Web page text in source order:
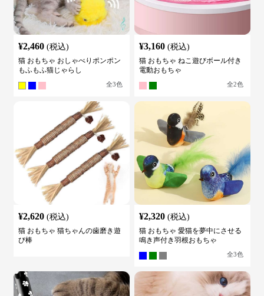
¥2,460 (税込)
猫 おもちゃ おしゃべりポンポン
もふもふ猫じゃらし
全3色
¥3,160 (税込)
猫 おもちゃ ねこ遊びボール付き
電動おもちゃ
全2色
¥2,620 (税込)
猫 おもちゃ 猫ちゃんの歯磨き遊
び棒
¥2,320 (税込)
猫 おもちゃ 愛猫を夢中にさせる
鳴き声付き羽根おもちゃ
全3色